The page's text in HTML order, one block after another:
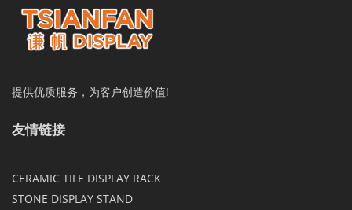
提供优质服务，为客户创造价值!
友情链接
CERAMIC TILE DISPLAY RACK
STONE DISPLAY STAND